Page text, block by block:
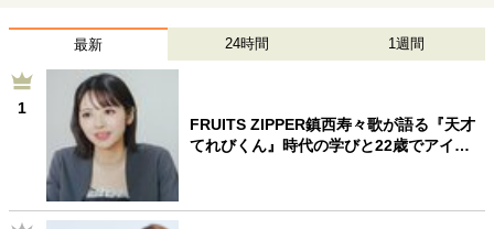
最新 24時間 1週間
1
FRUITS ZIPPER鎮西寿々歌が語る『天才
てれびくん』時代の学びと22歳でアイ…